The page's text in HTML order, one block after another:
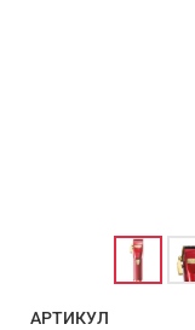
АРТИКУЛ